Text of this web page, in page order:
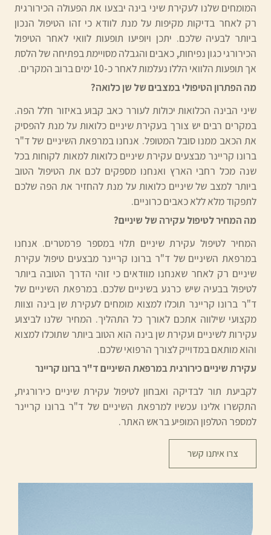
המומחים שלנו לעקירת שיני בינה יבצעו את הפעולה הכירורגית
רק לאחר בדיקות מקיפות על מנת לוודא כי זהו הטיפול הנכון
ביותר לבעיה שלכם. יתכן ויופיעו תופעות לוואי לאחר הטיפול
הכירורגי כגון נפיחות, כאבים והגבלה מסויימת בפתיחה של הלסת
אך תופעות הלוואי הללו נעלמות לאחר כ-10 ימים ברוב המקרים.
מה הפתרון הטיפולי במצבים של שן כלואה?
שיני הבינה הכלואות יכולות לעורר כאב קבוע באיזור חלל הפה.
במקרים רבים יש צורך בעקירת שיניים כלואות על מנת להפסיק
את הכאב ממנו סובל המטופל. אנחנו במרפאת השיניים של ד"ר
ברונו קריינר מבצעים עקירת שיניים כלואות למאות לקוחות בכל
שנה מכל רחבי הארץ ואנחנו מספקים לכם את הטיפול הטוב
ביותר למצב של שיניים כלואות על מנת להחזיר את הפה שלכם
לתפקוד מלא ללא כאבים כרוניים.
מה המחיר לטיפול עקירה של שיניים?
המחיר לטיפול עקירת שיניים תלוי במספר פרמטרים. אנחנו
במרפאת השיניים של ד"ר ברונו קריינר מבצעים טיפול עקירת
שיניים רק לאחר שאנחנו מוודאים כי זוהי הדרך הטובה ביותר
לטיפול בבעיה שיש כרגע בשיניים שלכם. במרפאת השיניים של
ד"ר ברונו קריינר תוכלו למצוא מומחים לעקירת שן בינה וצוות
מקצועי שילווה אתכם לאורך כל התהליך. המחיר שלנו לביצוע
עקירות לשיניים ועקירת שן בינה הוא הטוב ביותר שתוכלו למצוא
והוא מותאם במדוייק לצורך הרפואי שלכם.
עקירת שיניים כירורגית במרפאת השיניים ד"ר ברונו קריינר
לקביעת תור לבדיקה ואבחון לטיפול עקירת שיניים כירורגית,
התקשרו אלינו עכשיו למרפאת השיניים של ד"ר ברונו קריינר
למספר הטלפון המופיע בראש האתר.
צרו איתנו קשר